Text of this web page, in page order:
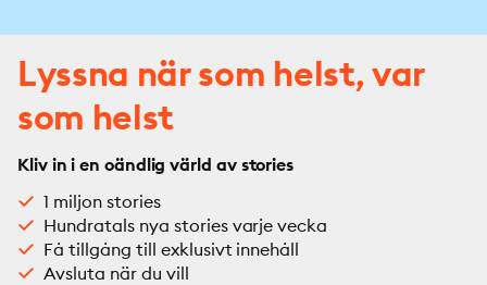
Lyssna när som helst, var
som helst
Kliv in i en oändlig värld av stories
1 miljon stories
Hundratals nya stories varje vecka
Få tillgång till exklusivt innehåll
Avsluta när du vill